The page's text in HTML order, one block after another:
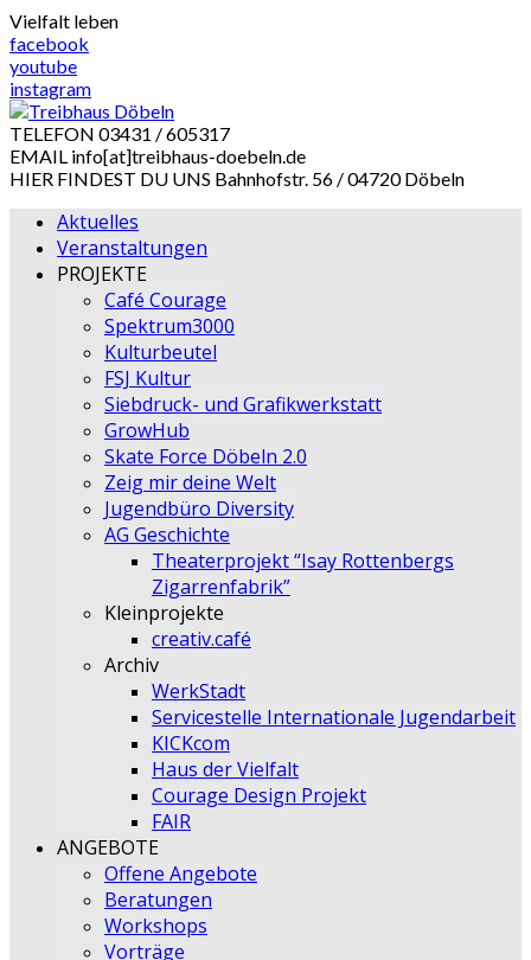
Skip
to
content
Vielfalt leben
facebook
youtube
instagram
TELEFON 03431 / 605317
EMAIL info[at]treibhaus-doebeln.de
HIER FINDEST DU UNS Bahnhofstr. 56 / 04720 Döbeln
Aktuelles
Veranstaltungen
PROJEKTE
Café Courage
Spektrum3000
Kulturbeutel
FSJ Kultur
Siebdruck- und Grafikwerkstatt
GrowHub
Skate Force Döbeln 2.0
Zeig mir deine Welt
Jugendbüro Diversity
AG Geschichte
Theaterprojekt “Isay Rottenbergs
Zigarrenfabrik”
Kleinprojekte
creativ.café
Archiv
WerkStadt
Servicestelle Internationale Jugendarbeit
KICKcom
Haus der Vielfalt
Courage Design Projekt
FAIR
ANGEBOTE
Offene Angebote
Beratungen
Workshops
Vorträge